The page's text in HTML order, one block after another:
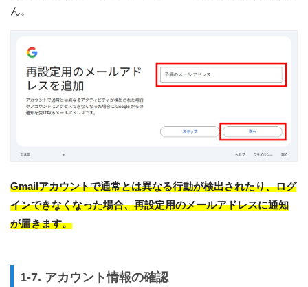
ん。
Gmailアカウントで通常とは異なる行動が検出されたり、ログ
インできなくなった場合、再設定用のメールアドレスに通知
が届きます。
1-7. アカウント情報の確認